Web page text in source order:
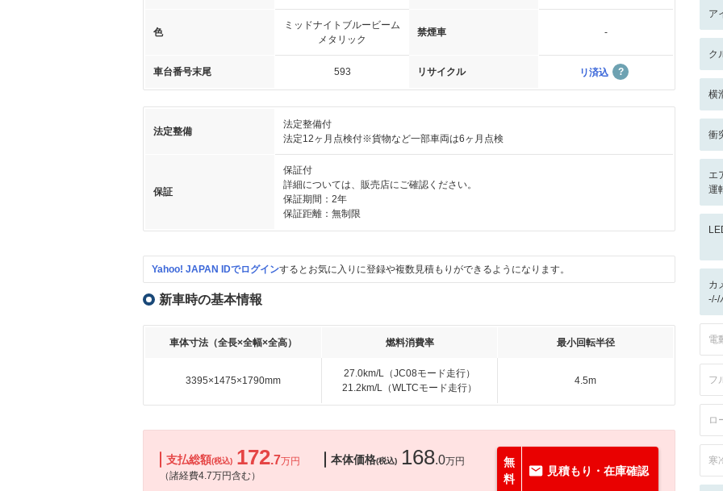
色
ミッドナイトブルービーム
メタリック
禁煙車 -
車台番号末尾 593 リサイクル リ済込
法定整備
法定整備付
法定12ヶ月点検付※貨物など一部車両は6ヶ月点検
保証
保証付
詳細については、販売店にご確認ください。
保証期間：2年
保証距離：無制限
Yahoo! JAPAN IDでログインするとお気に入りに登録や複数見積もりができるようになります。
新車時の基本情報
車体寸法（全長×全幅×全高） 燃料消費率 最小回転半径
3395×1475×1790mm
27.0km/L（JC08モード走行）
21.2km/L（WLTCモード走行）
4.5m
支払総額(税込) 172.7万円
（諸経費4.7万円含む）
本体価格(税込) 168.0万円
無
料
見積もり・在庫確認
ア
ク
横
衝
エ
運
カ
-/-/
電
フ
ロ
寒